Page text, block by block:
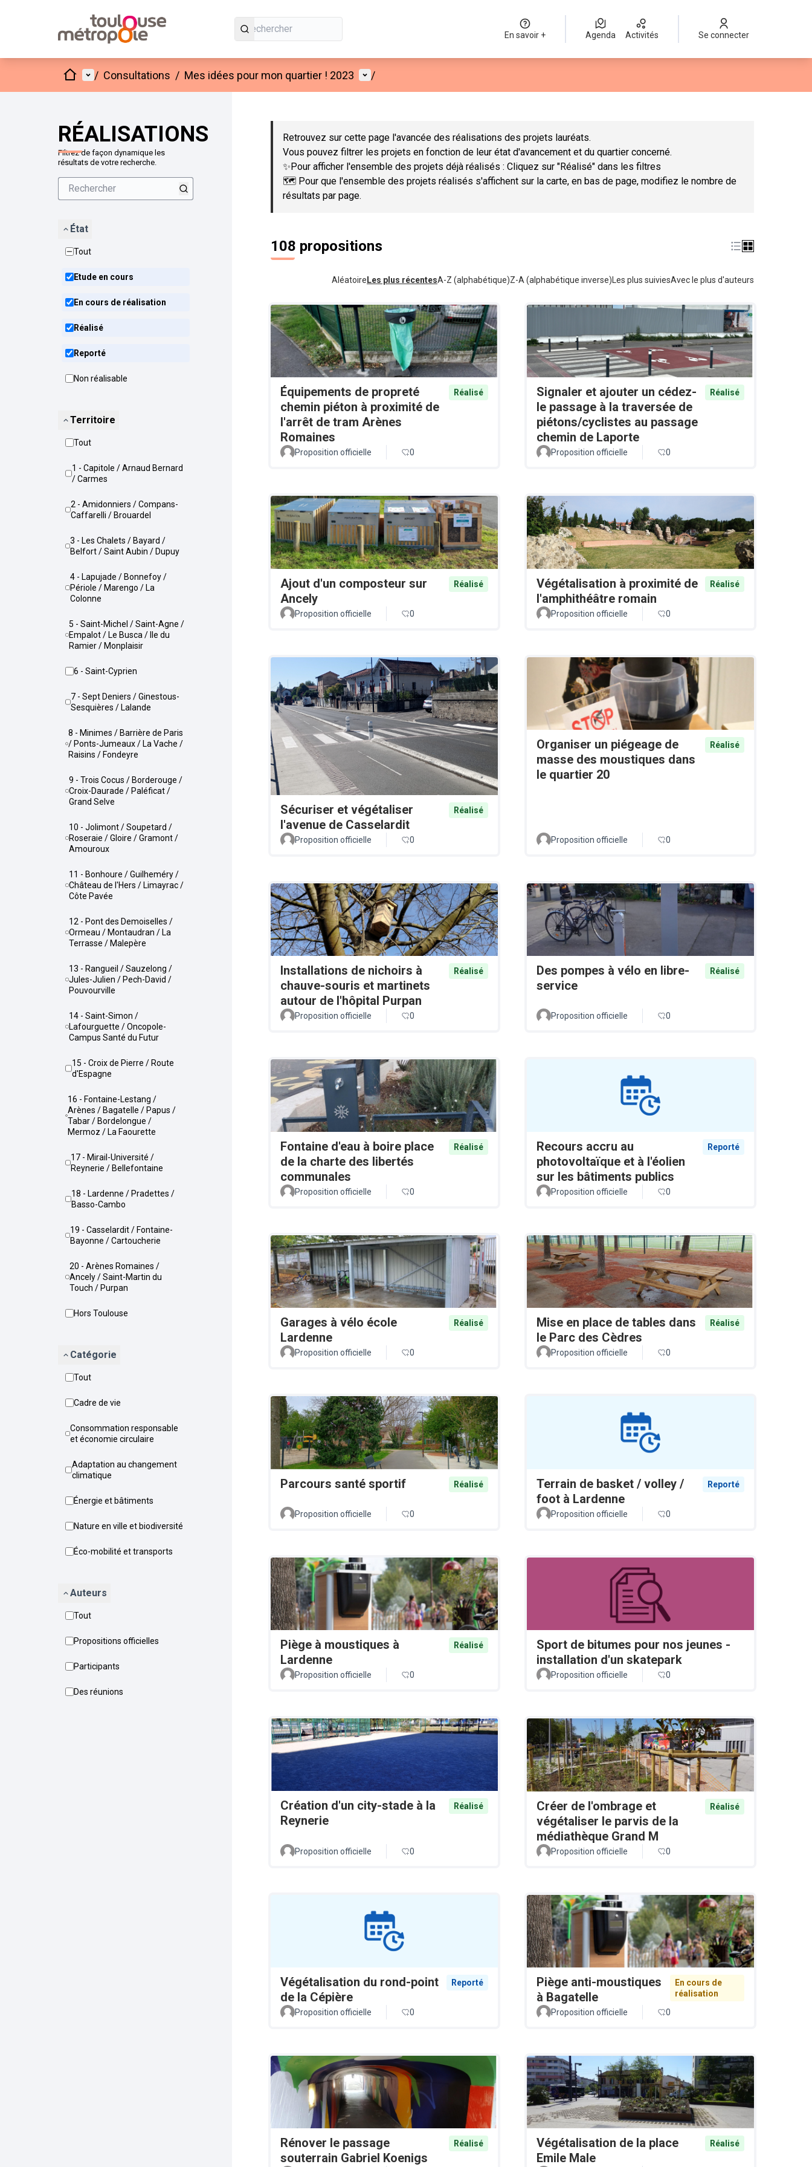
En savoir + Agenda Activités Se connecter
AccueilMenu principal
/ Consultations / Mes idées pour mon quartier ! 2023 Menu utilisateur
/
RÉALISATIONS
Filtrez de façon dynamique les
résultats de votre recherche.
État
Tout
Etude en cours
En cours de réalisation
Réalisé
Reporté
Non réalisable
Territoire
Tout
1 - Capitole / Arnaud Bernard
/ Carmes
2 - Amidonniers / Compans-
Caffarelli / Brouardel
3 - Les Chalets / Bayard /
Belfort / Saint Aubin / Dupuy
4 - Lapujade / Bonnefoy /
Périole / Marengo / La
Colonne
5 - Saint-Michel / Saint-Agne /
Empalot / Le Busca / Ile du
Ramier / Monplaisir
6 - Saint-Cyprien
7 - Sept Deniers / Ginestous-
Sesquières / Lalande
8 - Minimes / Barrière de Paris
/ Ponts-Jumeaux / La Vache /
Raisins / Fondeyre
9 - Trois Cocus / Borderouge /
Croix-Daurade / Paléficat /
Grand Selve
10 - Jolimont / Soupetard /
Roseraie / Gloire / Gramont /
Amouroux
11 - Bonhoure / Guilheméry /
Château de l'Hers / Limayrac /
Côte Pavée
12 - Pont des Demoiselles /
Ormeau / Montaudran / La
Terrasse / Malepère
13 - Rangueil / Sauzelong /
Jules-Julien / Pech-David /
Pouvourville
14 - Saint-Simon /
Lafourguette / Oncopole-
Campus Santé du Futur
15 - Croix de Pierre / Route
d'Espagne
16 - Fontaine-Lestang /
Arènes / Bagatelle / Papus /
Tabar / Bordelongue /
Mermoz / La Faourette
17 - Mirail-Université /
Reynerie / Bellefontaine
18 - Lardenne / Pradettes /
Basso-Cambo
19 - Casselardit / Fontaine-
Bayonne / Cartoucherie
20 - Arènes Romaines /
Ancely / Saint-Martin du
Touch / Purpan
Hors Toulouse
Catégorie
Tout
Cadre de vie
Consommation responsable
et économie circulaire
Adaptation au changement
climatique
Énergie et bâtiments
Nature en ville et biodiversité
Éco-mobilité et transports
Auteurs
Tout
Propositions officielles
Participants
Des réunions
Passer la carte
Retrouvez sur cette page l'avancée des réalisations des projets lauréats.
Vous pouvez filtrer les projets en fonction de leur état d'avancement et du quartier concerné.
✨Pour afficher l'ensemble des projets déjà réalisés : Cliquez sur "Réalisé" dans les filtres
🗺️ Pour que l'ensemble des projets réalisés s'affichent sur la carte, en bas de page, modifiez le nombre de
résultats par page.
108 propositions
Aléatoire Les plus récentesA-Z (alphabétique)Z-A (alphabétique inverse) Les plus suiviesAvec le plus d'auteurs
Équipements de propreté
chemin piéton à proximité de
l'arrêt de tram Arènes
Romaines
Réalisé
Proposition officielle 0
Signaler et ajouter un cédez-
le passage à la traversée de
piétons/cyclistes au passage
chemin de Laporte
Réalisé
Proposition officielle 0
Ajout d'un composteur sur
Ancely
Réalisé
Proposition officielle 0
Végétalisation à proximité de
l'amphithéâtre romain
Réalisé
Proposition officielle 0
Sécuriser et végétaliser
l'avenue de Casselardit
Réalisé
Proposition officielle 0
Organiser un piégeage de
masse des moustiques dans
le quartier 20
Réalisé
Proposition officielle 0
Installations de nichoirs à
chauve-souris et martinets
autour de l'hôpital Purpan
Réalisé
Proposition officielle 0
Des pompes à vélo en libre-
service
Réalisé
Proposition officielle 0
Fontaine d'eau à boire place
de la charte des libertés
communales
Réalisé
Proposition officielle 0
Recours accru au
photovoltaïque et à l'éolien
sur les bâtiments publics
Reporté
Proposition officielle 0
Garages à vélo école
Lardenne
Réalisé
Proposition officielle 0
Mise en place de tables dans
le Parc des Cèdres
Réalisé
Proposition officielle 0
Parcours santé sportif Réalisé
Proposition officielle 0
Terrain de basket / volley /
foot à Lardenne
Reporté
Proposition officielle 0
Piège à moustiques à
Lardenne
Réalisé
Proposition officielle 0
Sport de bitumes pour nos jeunes -
installation d'un skatepark
Proposition officielle 0
Création d'un city-stade à la
Reynerie
Réalisé
Proposition officielle 0
Créer de l'ombrage et
végétaliser le parvis de la
médiathèque Grand M
Réalisé
Proposition officielle 0
Végétalisation du rond-point
de la Cépière
Reporté
Proposition officielle 0
Piège anti-moustiques
à Bagatelle
En cours de
réalisation
Proposition officielle
0
Rénover le passage
souterrain Gabriel Koenigs
Réalisé
Végétalisation de la place
Emile Male
Réalisé